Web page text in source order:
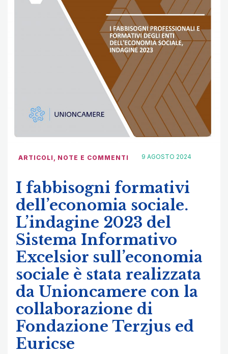
ARTICOLI NOTE E COMMENTI 9 AGOSTO 2024
I fabbisogni formativi
dell’economia sociale.
L’indagine 2023 del
Sistema Informativo
Excelsior sull’economia
sociale è stata realizzata
da Unioncamere con la
collaborazione di
Fondazione Terzjus ed
Euricse